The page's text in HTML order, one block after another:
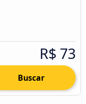
R$ 73
Buscar